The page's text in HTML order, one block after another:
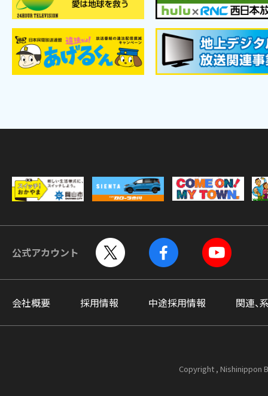
公式アカウント
会社概要 採用情報 中途採用情報 関連、
Copyright , Nishinippon